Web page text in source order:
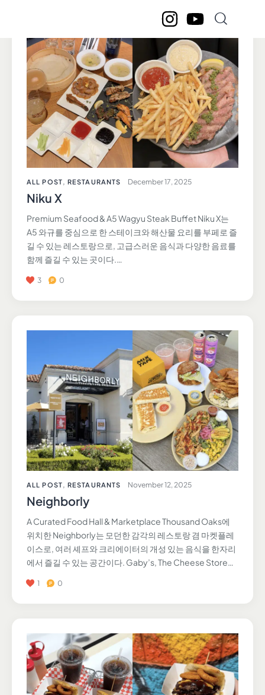
ALL POST,RESTAURANTS December 17, 2025
Niku X
Premium Seafood & A5 Wagyu Steak Buffet Niku X는
A5 와규를 중심으로 한 스테이크와 해산물 요리를 부페로 즐
길 수 있는 레스토랑으로, 고급스러운 음식과 다양한 음료를
함께 즐길 수 있는 곳이다.…
3 0
ALL POST,RESTAURANTS November 12, 2025
Neighborly
A Curated Food Hall & Marketplace Thousand Oaks에
위치한 Neighborly는 모던한 감각의 레스토랑 겸 마켓플레
이스로, 여러 셰프와 크리에이터의 개성 있는 음식을 한자리
에서 즐길 수 있는 공간이다. Gaby’s, The Cheese Store…
1 0